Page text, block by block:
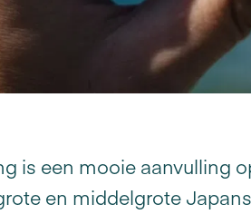
is een mooie aanvulling
en middelgrote